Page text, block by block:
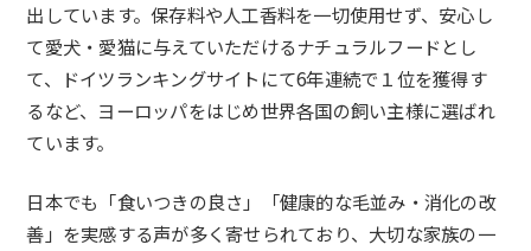
出しています。保存料や人工香料を一切使用せず、安心し
て愛犬・ 愛猫に与えていただけるナチュラルフードとし
て、
ドイツランキングサイトにて6年連続で１位を獲得す
るなど、 ヨーロッパをはじめ世界各国の飼い主様に選ばれ
ています。
日本でも「食いつきの良さ」「健康的な毛並み・消化の改
善」 を実感する声が多く寄せられており、 大切な家族の一